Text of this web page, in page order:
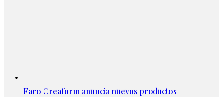
Faro Creaform anuncia nuevos productos